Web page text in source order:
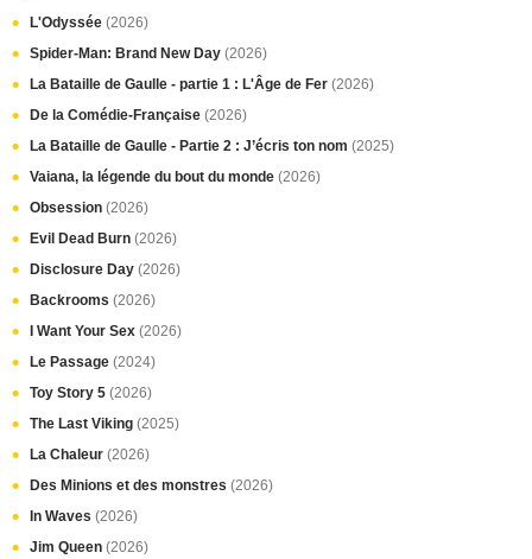
L'Odyssée (2026)
Spider-Man: Brand New Day (2026)
La Bataille de Gaulle - partie 1 : L'Âge de Fer (2026)
De la Comédie-Française (2026)
La Bataille de Gaulle - Partie 2 : J’écris ton nom (2025)
Vaiana, la légende du bout du monde (2026)
Obsession (2026)
Evil Dead Burn (2026)
Disclosure Day (2026)
Backrooms (2026)
I Want Your Sex (2026)
Le Passage (2024)
Toy Story 5 (2026)
The Last Viking (2025)
La Chaleur (2026)
Des Minions et des monstres (2026)
In Waves (2026)
Jim Queen (2026)